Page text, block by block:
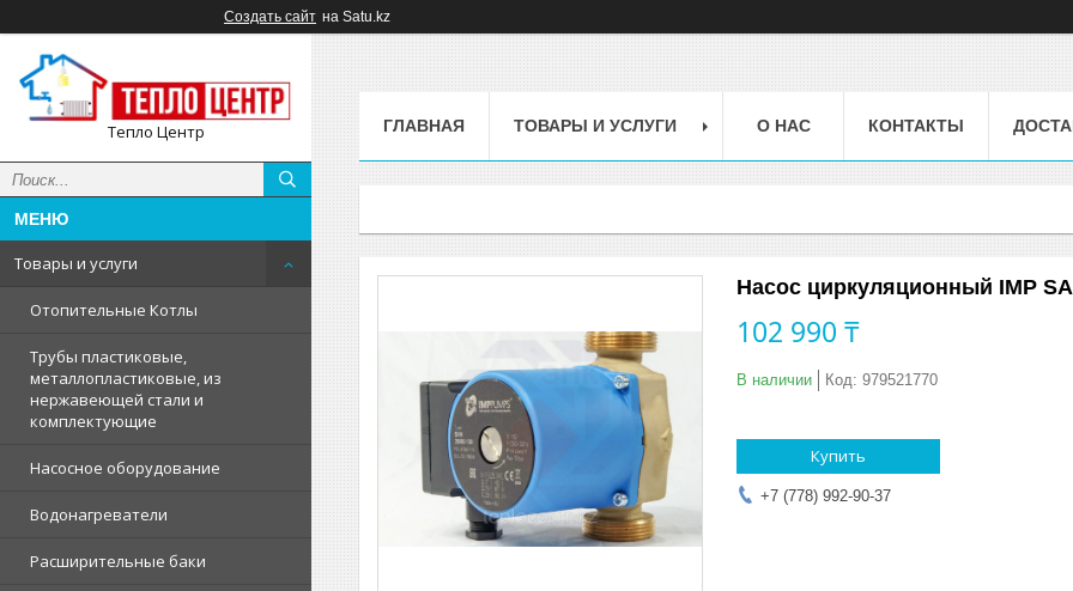
Создать сайт на Satu.kz
Тепло Центр
Товары и услуги
Отопительные Котлы
Трубы пластиковые,
металлопластиковые, из
нержавеющей стали и
комплектующие
Насосное оборудование
Водонагреватели
Расширительные баки
ГЛАВНАЯ ТОВАРЫ И УСЛУГИ О НАС КОНТАКТЫ
Насос циркуляционный IMP
102 990 ₸
В наличии Код: 979521770
Купить
+7 (778) 992-90-37